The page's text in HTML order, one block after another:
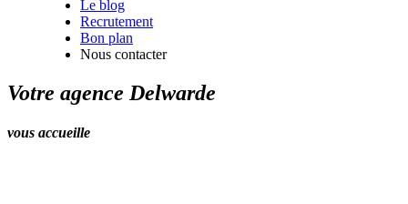
Le blog
Recrutement
Bon plan
Nous contacter
Votre agence Delwarde
vous accueille